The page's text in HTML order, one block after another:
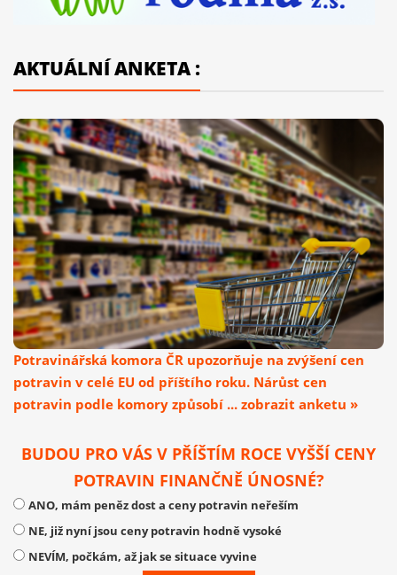
AKTUÁLNÍ ANKETA :
Potravinářská komora ČR upozorňuje na zvýšení cen
potravin v celé EU od příštího roku. Nárůst cen
potravin podle komory způsobí ... zobrazit anketu »
BUDOU PRO VÁS V PŘÍŠTÍM ROCE VYŠŠÍ CENY
POTRAVIN FINANČNĚ ÚNOSNÉ?
ANO, mám peněz dost a ceny potravin neřeším
NE, již nyní jsou ceny potravin hodně vysoké
NEVÍM, počkám, až jak se situace vyvine